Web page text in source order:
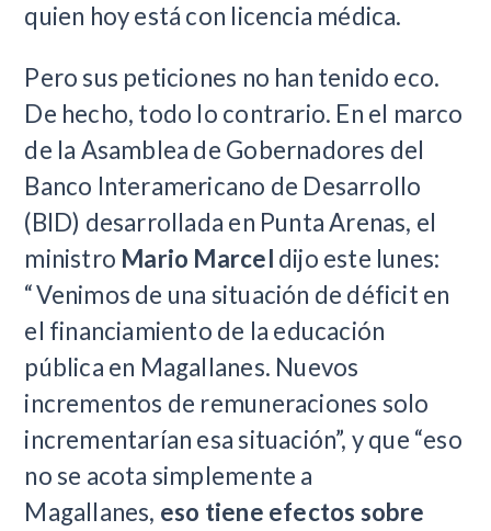
quien hoy está con licencia médica.
Pero sus peticiones no han tenido eco.
De hecho, todo lo contrario. En el marco
de la Asamblea de Gobernadores del
Banco Interamericano de Desarrollo
(BID) desarrollada en Punta Arenas, el
ministro Mario Marcel dijo este lunes:
“Venimos de una situación de déficit en
el financiamiento de la educación
pública en Magallanes. Nuevos
incrementos de remuneraciones solo
incrementarían esa situación”, y que “eso
no se acota simplemente a
Magallanes, eso tiene efectos sobre